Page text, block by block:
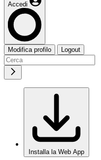
Accedi
Modifica profilo Logout
Installa la Web App